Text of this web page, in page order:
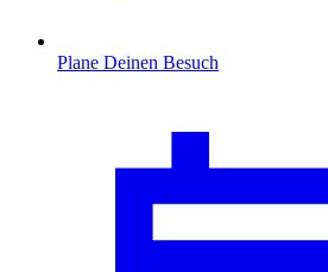
Plane Deinen Besuch